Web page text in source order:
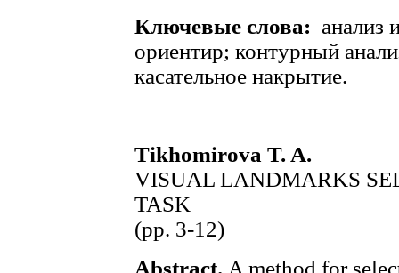
Ключевые слова: анализ
ориентир; контурный
касательное накрытие.
Tikhomirova T. A.
VISUAL LANDMARKS
TASK
(pp. 3-12)
Abstract. A method for